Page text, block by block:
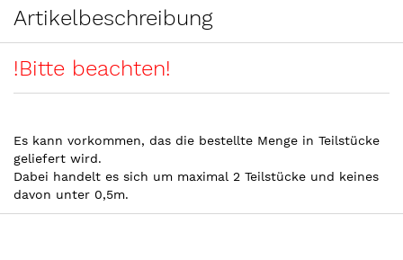
Artikelbeschreibung
!Bitte beachten!
Es kann vorkommen, das die bestellte Menge in Teilstücke
geliefert wird.
Dabei handelt es sich um maximal 2 Teilstücke und keines
davon unter 0,5m.